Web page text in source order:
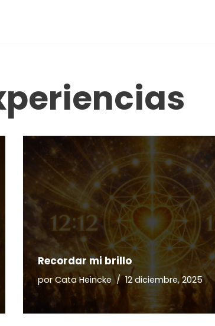
Recordar mi brillo
porCata Heincke 12 diciembre, 2025